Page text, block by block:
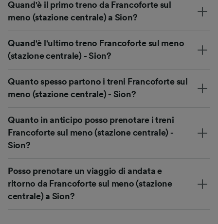
Quand'è il primo treno da Francoforte sul
meno (stazione centrale) a Sion?
Quand'è l'ultimo treno Francoforte sul meno
(stazione centrale) - Sion?
Quanto spesso partono i treni Francoforte sul
meno (stazione centrale) - Sion?
Quanto in anticipo posso prenotare i treni
Francoforte sul meno (stazione centrale) -
Sion?
Posso prenotare un viaggio di andata e
ritorno da Francoforte sul meno (stazione
centrale) a Sion?